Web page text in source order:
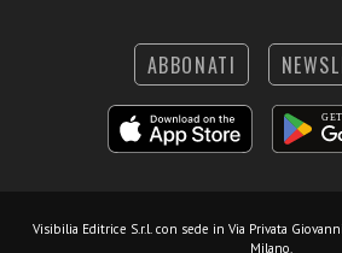
ABBONATI
Visibilia Editrice S.r.l. con sede in Via Privata
Milano.